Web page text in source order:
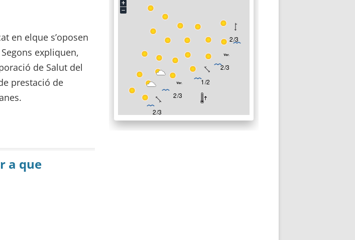
en elque s’oposen
expliquen,
de Salut del
prestació de
a que